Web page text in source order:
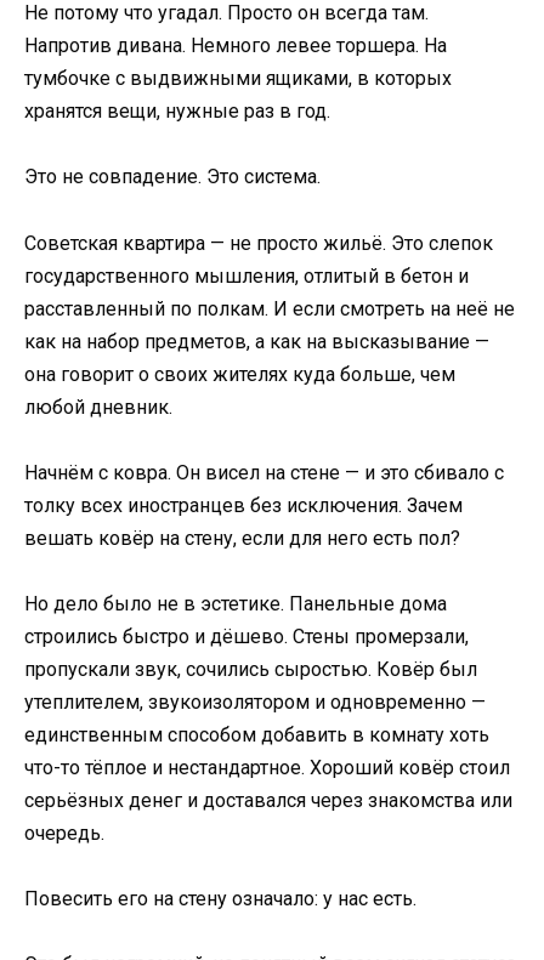
Не потому что угадал. Просто он всегда там.
Напротив дивана. Немного левее торшера. На
тумбочке с выдвижными ящиками, в которых
хранятся вещи, нужные раз в год.
Это не совпадение. Это система.
Советская квартира — не просто жильё. Это слепок
государственного мышления, отлитый в бетон и
расставленный по полкам. И если смотреть на неё не
как на набор предметов, а как на высказывание —
она говорит о своих жителях куда больше, чем
любой дневник.
Начнём с ковра. Он висел на стене — и это сбивало с
толку всех иностранцев без исключения. Зачем
вешать ковёр на стену, если для него есть пол?
Но дело было не в эстетике. Панельные дома
строились быстро и дёшево. Стены промерзали,
пропускали звук, сочились сыростью. Ковёр был
утеплителем, звукоизолятором и одновременно —
единственным способом добавить в комнату хоть
что-то тёплое и нестандартное. Хороший ковёр стоил
серьёзных денег и доставался через знакомства или
очередь.
Повесить его на стену означало: у нас есть.